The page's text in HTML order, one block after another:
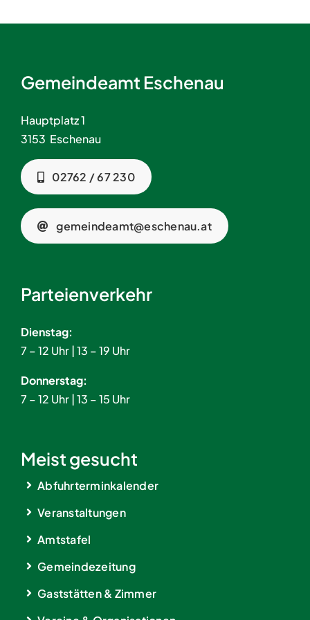
Gemeindeamt Eschenau
Hauptplatz 1
3153 Eschenau
02762 / 67 230
gemeindeamt@eschenau.at
Parteienverkehr
Dienstag:
7 – 12 Uhr | 13 – 19 Uhr
Donnerstag:
7 – 12 Uhr | 13 – 15 Uhr
Meist gesucht
Abfuhrterminkalender
Veranstaltungen
Amtstafel
Gemeindezeitung
Gaststätten & Zimmer